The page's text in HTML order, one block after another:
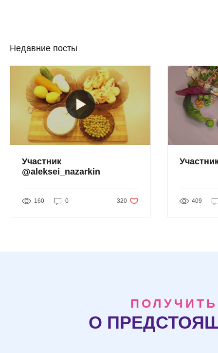
Недавние посты
Участник
@aleksei_nazarkin
160 0 320 лайков. Пост не отмечен как
320 409
О